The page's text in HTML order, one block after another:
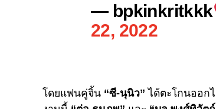
— bpkinkritkkk
22, 2022
โดยแฟนคู่จิ้น “ซี-นุนิว” ได้ตะโกนออก